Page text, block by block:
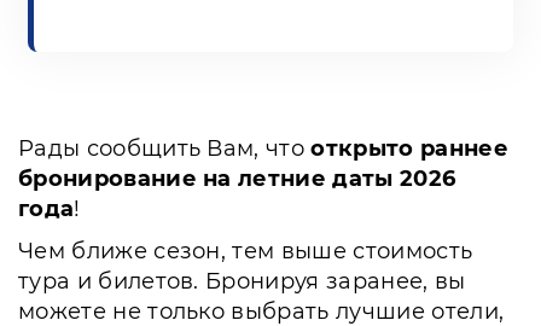
Рады сообщить Вам, чтооткрыто раннее
бронирование на летние даты 2026
года!
Чем ближе сезон, тем выше стоимость
тура и билетов. Бронируя заранее, вы
можете не только выбрать лучшие отели,